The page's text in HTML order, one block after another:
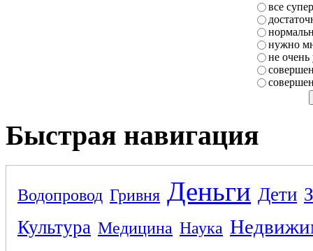
все супер
нужно
не очень
Быстрая навигация
Водопровод Гривня Деньги Дети
Культура Медицина Наука